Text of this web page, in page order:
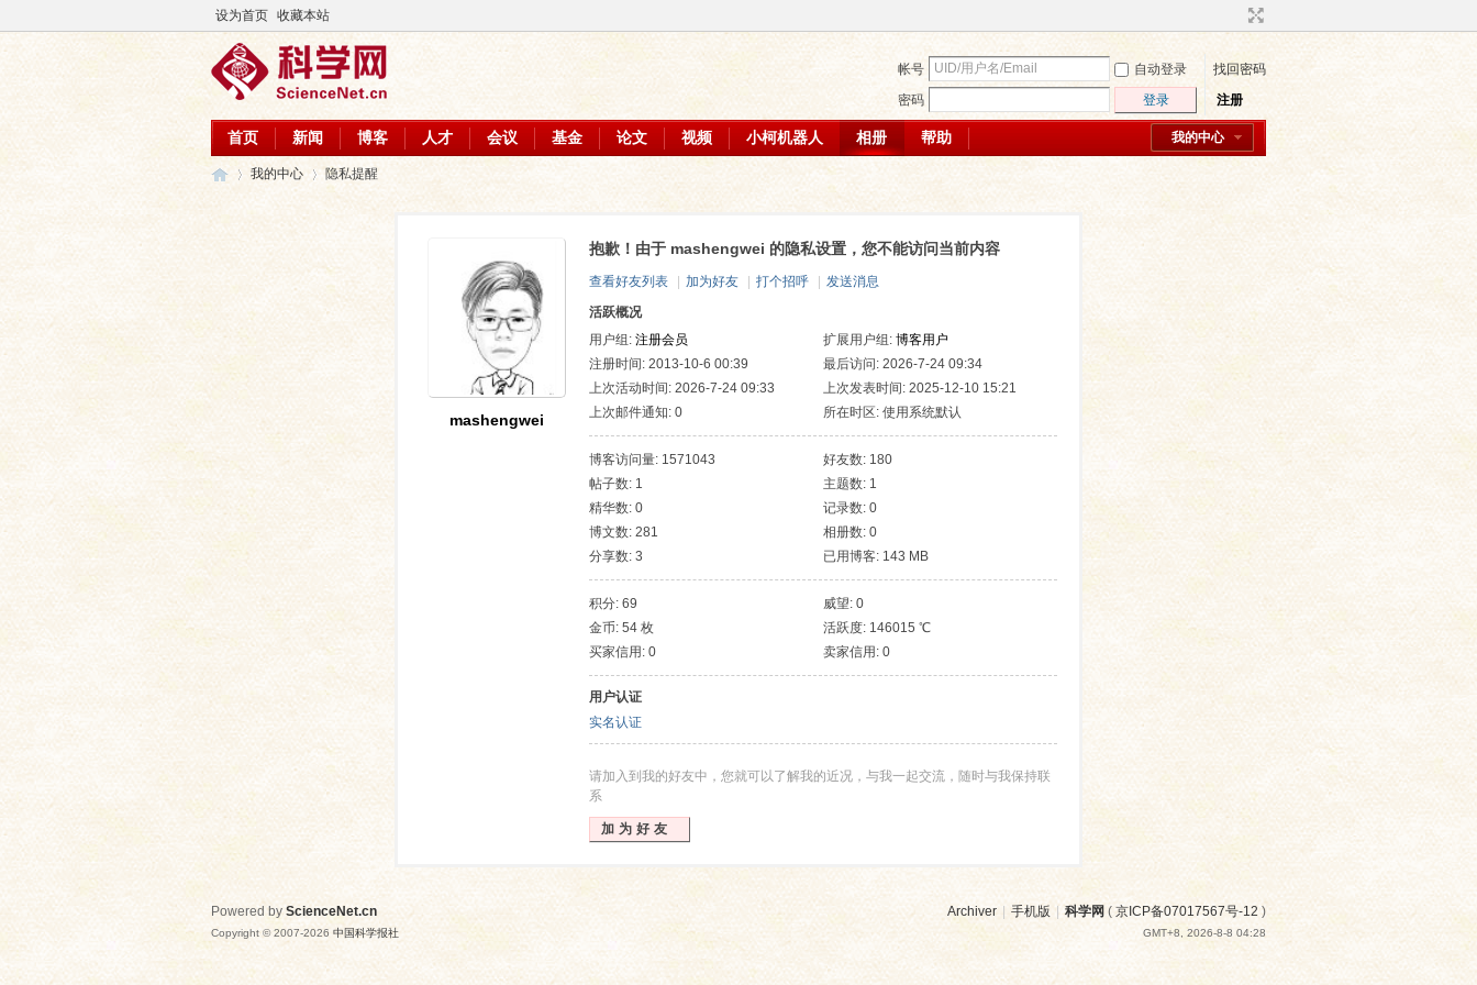
设为首页 收藏本站
帐号 自动登录
找回密码
密码
登录 注册
我的中心
首页 新闻 博客 人才 会议 基金 论文 视频 小柯机器人 相册 帮助
学
›
我的中心 隐私提醒
mashengwei
抱歉！由于 mashengwei 的隐私设置，您不能访问当前内容
查看好友列表 加为好友 打个招呼
发送消息
活跃概况
用户组: 注册会员 扩展用户组: 博客用户
注册时间: 2013-10-6 00:39
最后访问: 2026-7-24 09:34
上次活动时间: 2026-7-24 09:33
上次发表时间: 2025-12-10 15:21
上次邮件通知: 0
所在时区: 使用系统默认
博客访问量: 1571043
好友数: 180
帖子数: 1
主题数: 1
精华数: 0
记录数: 0
博文数: 281
相册数: 0
分享数: 3
已用博客: 143 MB
积分: 69
威望: 0
金币: 54 枚
活跃度: 146015 ℃
买家信用: 0
卖家信用: 0
用户认证
实名认证
请加入到我的好友中，您就可以了解我的近况，与我一起交流，随时与我保持联
系
加为好友
Archiver | 手机版 科学网 ( 京ICP备07017567号-12)
GMT+8, 2026-8-8 04:28
Powered byScienceNet.cn
Copyright © 2007-2026 中国科学报社